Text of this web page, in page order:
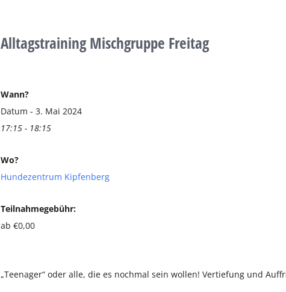
Alltagstraining Mischgruppe Freitag
Wann?
Datum - 3. Mai 2024
17:15 - 18:15
Wo?
Hundezentrum Kipfenberg
Teilnahmegebühr:
ab €0,00
„Teenager“ oder alle, die es nochmal sein wollen! Vertiefung und